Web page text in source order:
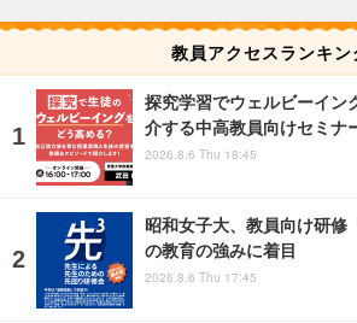
教員アクセスランキン
探究学習でウェルビーイン
介する中高教員向けセミナ
2026.8.6 Thu 18:45
昭和女子大、教員向け研
の教育の強みに着目
2026.8.6 Thu 17:45